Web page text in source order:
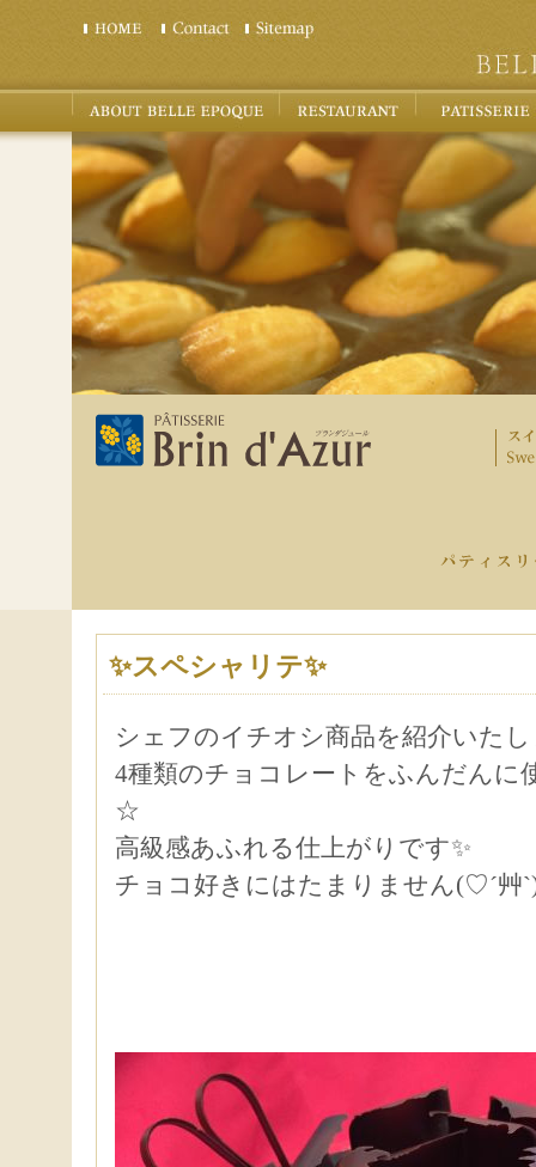
✨スペシャリテ✨
シェフのイチオシ商品を紹介いた
4種類のチョコレートをふんだんに
☆
高級感あふれる仕上がりです✨
チョコ好きにはたまりません(♡´艸